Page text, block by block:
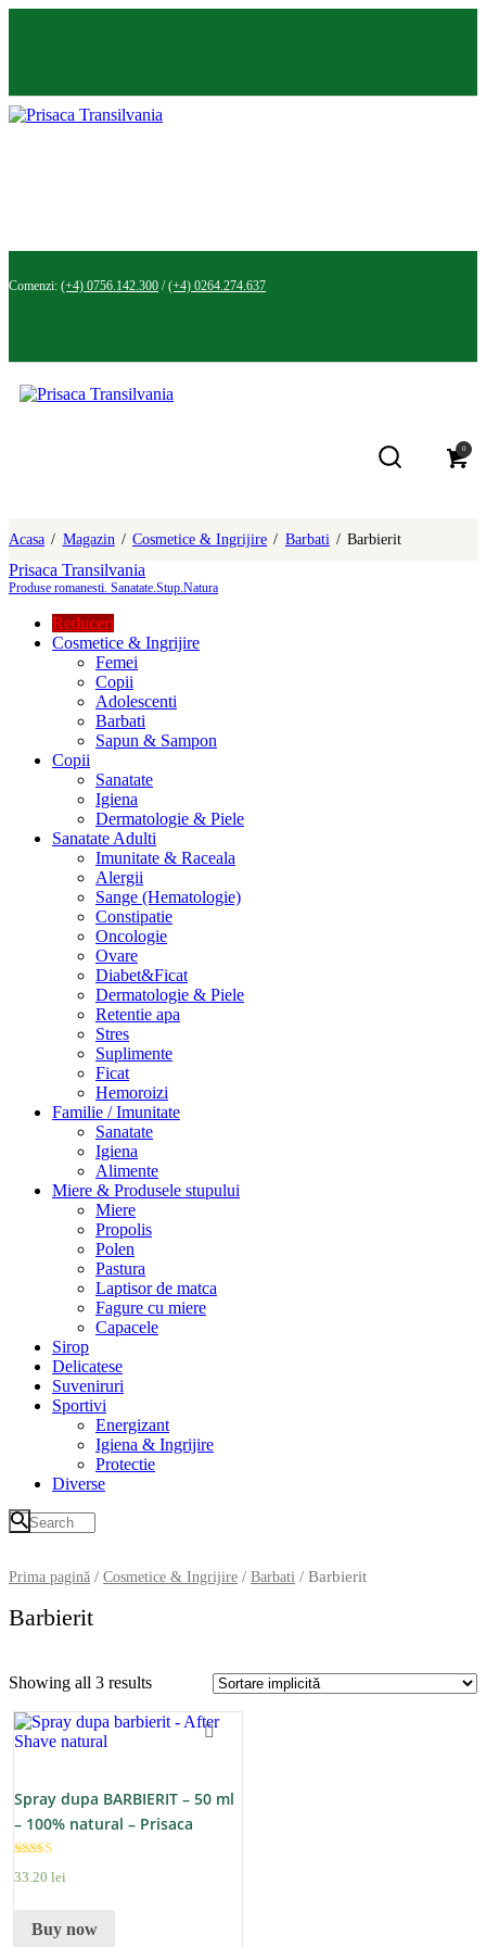
Comenzi: (+4) 0756.142.300 /(+4) 0264.274.637
0
Acasa Magazin Cosmetice & Ingrijire Barbati Barbierit
Prisaca Transilvania
Produse romanesti. Sanatate.Stup.Natura
Reduceri
Cosmetice & Ingrijire
Femei
Copii
Adolescenti
Barbati
Sapun & Sampon
Copii
Sanatate
Igiena
Dermatologie & Piele
Sanatate Adulti
Imunitate & Raceala
Alergii
Sange (Hematologie)
Constipatie
Oncologie
Ovare
Diabet&Ficat
Dermatologie & Piele
Retentie apa
Stres
Suplimente
Ficat
Hemoroizi
Familie / Imunitate
Sanatate
Igiena
Alimente
Miere & Produsele stupului
Miere
Propolis
Polen
Pastura
Laptisor de matca
Fagure cu miere
Capacele
Sirop
Delicatese
Suveniruri
Sportivi
Energizant
Igiena & Ingrijire
Protectie
Diverse
Prima pagină / Cosmetice & Ingrijire / Barbati / Barbierit
Barbierit
Showing all 3 results
Spray dupa BARBIERIT – 50 ml
– 100% natural – Prisaca
Transilvania
Evaluat la
5.00
33 20 lei
Buy now